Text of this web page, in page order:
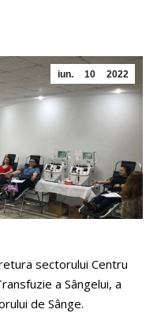
iun. 10 2022
sectorului Centru
a Sângelui, a
de Sânge.